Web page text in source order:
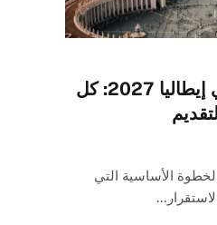
دليل تصريح الإقامة في إيطاليا 2027: كل
الأساسية التي